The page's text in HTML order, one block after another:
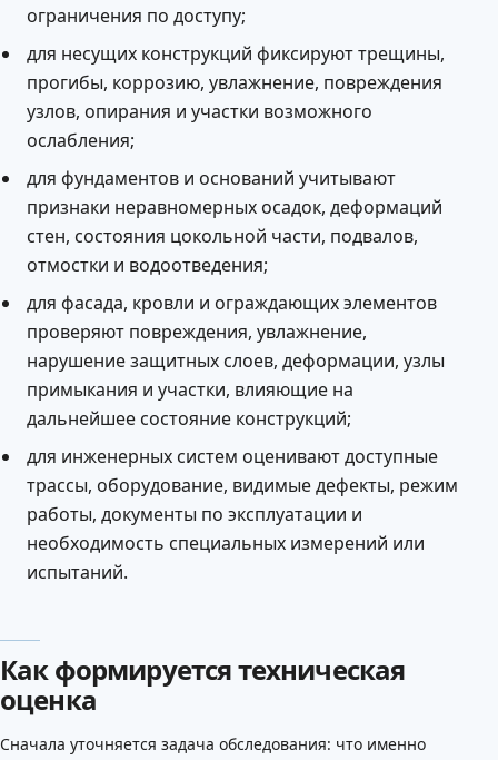
ограничения по доступу;
для несущих конструкций фиксируют трещины,
прогибы, коррозию, увлажнение, повреждения
узлов, опирания и участки возможного
ослабления;
для фундаментов и оснований учитывают
признаки неравномерных осадок, деформаций
стен, состояния цокольной части, подвалов,
отмостки и водоотведения;
для фасада, кровли и ограждающих элементов
проверяют повреждения, увлажнение,
нарушение защитных слоев, деформации, узлы
примыкания и участки, влияющие на
дальнейшее состояние конструкций;
для инженерных систем оценивают доступные
трассы, оборудование, видимые дефекты, режим
работы, документы по эксплуатации и
необходимость специальных измерений или
испытаний.
Как формируется техническая
оценка
Сначала уточняется задача обследования: что именно